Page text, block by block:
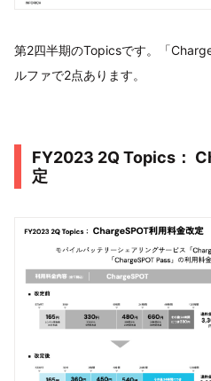
第2四半期のTopicsです。「
ルファで2点あります。
FY2023 2Q Topics：
定